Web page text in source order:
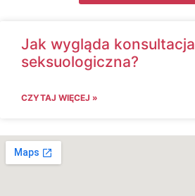
Jak wygląda konsultacja
seksuologiczna?
CZYTAJ WIĘCEJ »